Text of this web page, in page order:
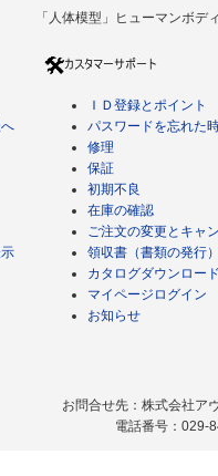
「人体模型」ヒューマンボ
ＩＤ登録とポイント
パスワードを忘れた
修理
保証
初期不良
在庫の確認
ご注文の変更とキャ
領収書（書類の発行
カタログダウンロー
マイページログイン
お知らせ
お問合せ先：株式会社ア
電話番号：